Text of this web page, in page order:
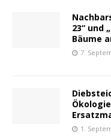
23“ und
Bäume
7.
1.